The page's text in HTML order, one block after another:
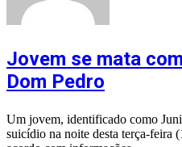
Jovem se mata
Dom Pedro
Um jovem, identificado como
suicídio na noite desta terça-feira